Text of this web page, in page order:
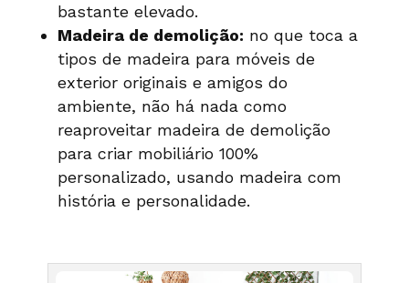
bastante elevado.
Madeira de demolição: no que toca a
tipos de madeira para móveis de
exterior originais e amigos do
ambiente, não há nada como
reaproveitar madeira de demolição
para criar mobiliário 100%
personalizado, usando madeira com
história e personalidade.